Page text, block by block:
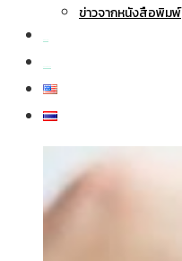
ข่าวจากหนังสือพิมพ์